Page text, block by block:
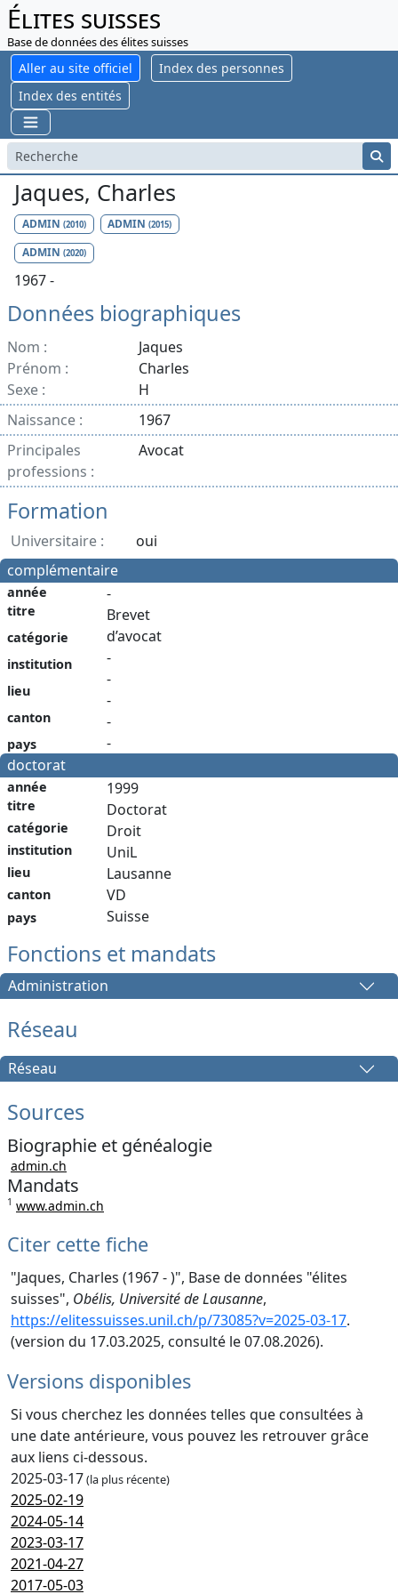
Élites suisses
Base de données des élites suisses
Aller au site officiel
Index des personnes
Index des entités
Jaques, Charles
ADMIN (2010) ADMIN(2015)
ADMIN (2020)
1967 -
Données biographiques
Nom :
Jaques
Prénom :
Charles
Sexe :
H
Naissance :
1967
Principales
professions :
Avocat
Formation
Universitaire :
oui
complémentaire
année
titre
catégorie
institution
lieu
canton
pays
-
Brevet
d’avocat
-
-
-
-
-
doctorat
année
titre
catégorie
institution
lieu
canton
pays
1999
Doctorat
Droit
UniL
Lausanne
VD
Suisse
Fonctions et mandats
Administration
Réseau
Réseau
Sources
Biographie et généalogie
admin.ch
Mandats
1 www.admin.ch
Citer cette fiche
"Jaques, Charles (1967 - )", Base de données "élites
suisses", Obélis, Université de Lausanne,
https://elitessuisses.unil.ch/p/73085?v=2025-03-17.
(version du 17.03.2025, consulté le 07.08.2026).
Versions disponibles
Si vous cherchez les données telles que consultées à
une date antérieure, vous pouvez les retrouver grâce
aux liens ci-dessous.
2025-03-17(la plus récente)
2025-02-19
2024-05-14
2023-03-17
2021-04-27
2017-05-03